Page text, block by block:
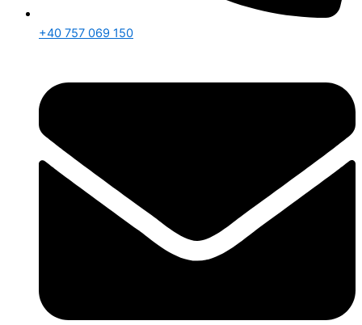
+40 757 069 150